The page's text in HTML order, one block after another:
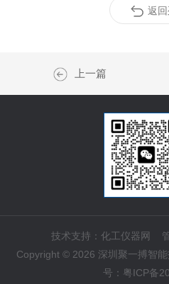
返
上一篇
技术支持： 化工仪器网
Copyright © 2026 深圳聚一搏智
号： 粤ICP备